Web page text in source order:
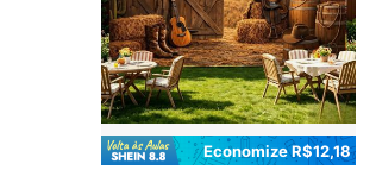
Economize R$12,18